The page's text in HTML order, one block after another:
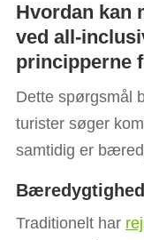
Hvordan kan
ved all-
principperne
Dette spørgsmål
turister søger
samtidig er
Traditionelt har